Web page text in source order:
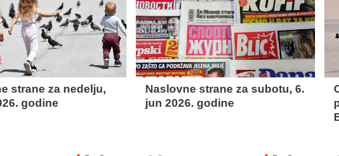
strane za nedelju,
godine
Naslovne strane za subotu, 6.
jun 2026. godine